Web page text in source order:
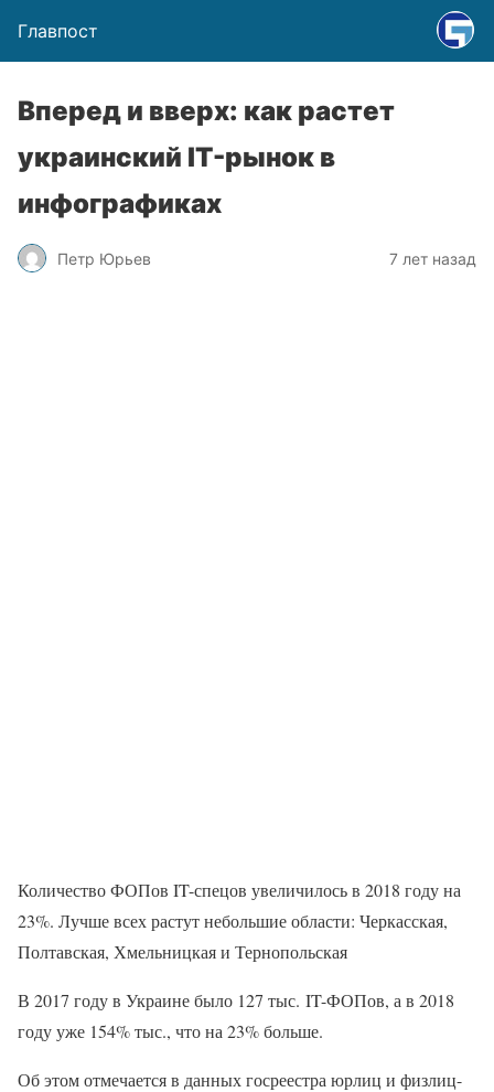
Главпост
Вперед и вверх: как растет
украинский IT-рынок в
инфографиках
Петр Юрьев 7 лет назад
Количество ФОПов IT-спецов увеличилось в 2018 году на
23%. Лучше всех растут небольшие области: Черкасская,
Полтавская, Хмельницкая и Тернопольская
В 2017 году в Украине было 127 тыс. IT-ФОПов, а в 2018
году уже 154% тыс., что на 23% больше.
Об этом отмечается в данных госреестра юрлиц и физлиц-